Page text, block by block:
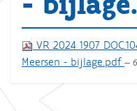
VR 2024 1907
Meersen - bijlage.pdf —